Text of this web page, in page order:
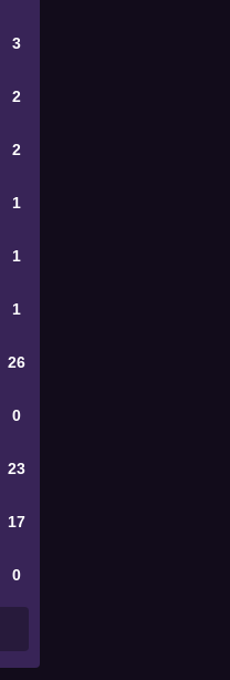
3
2
2
1
1
1
26
0
23
17
0